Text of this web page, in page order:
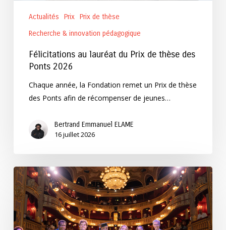
Actualités Prix Prix de thèse
Recherche & innovation pédagogique
Félicitations au lauréat du Prix de thèse des
Ponts 2026
Chaque année, la Fondation remet un Prix de thèse
des Ponts afin de récompenser de jeunes…
Bertrand Emmanuel ELAME
16 juillet 2026
Félicitations
aux
lauréats
du
Prix